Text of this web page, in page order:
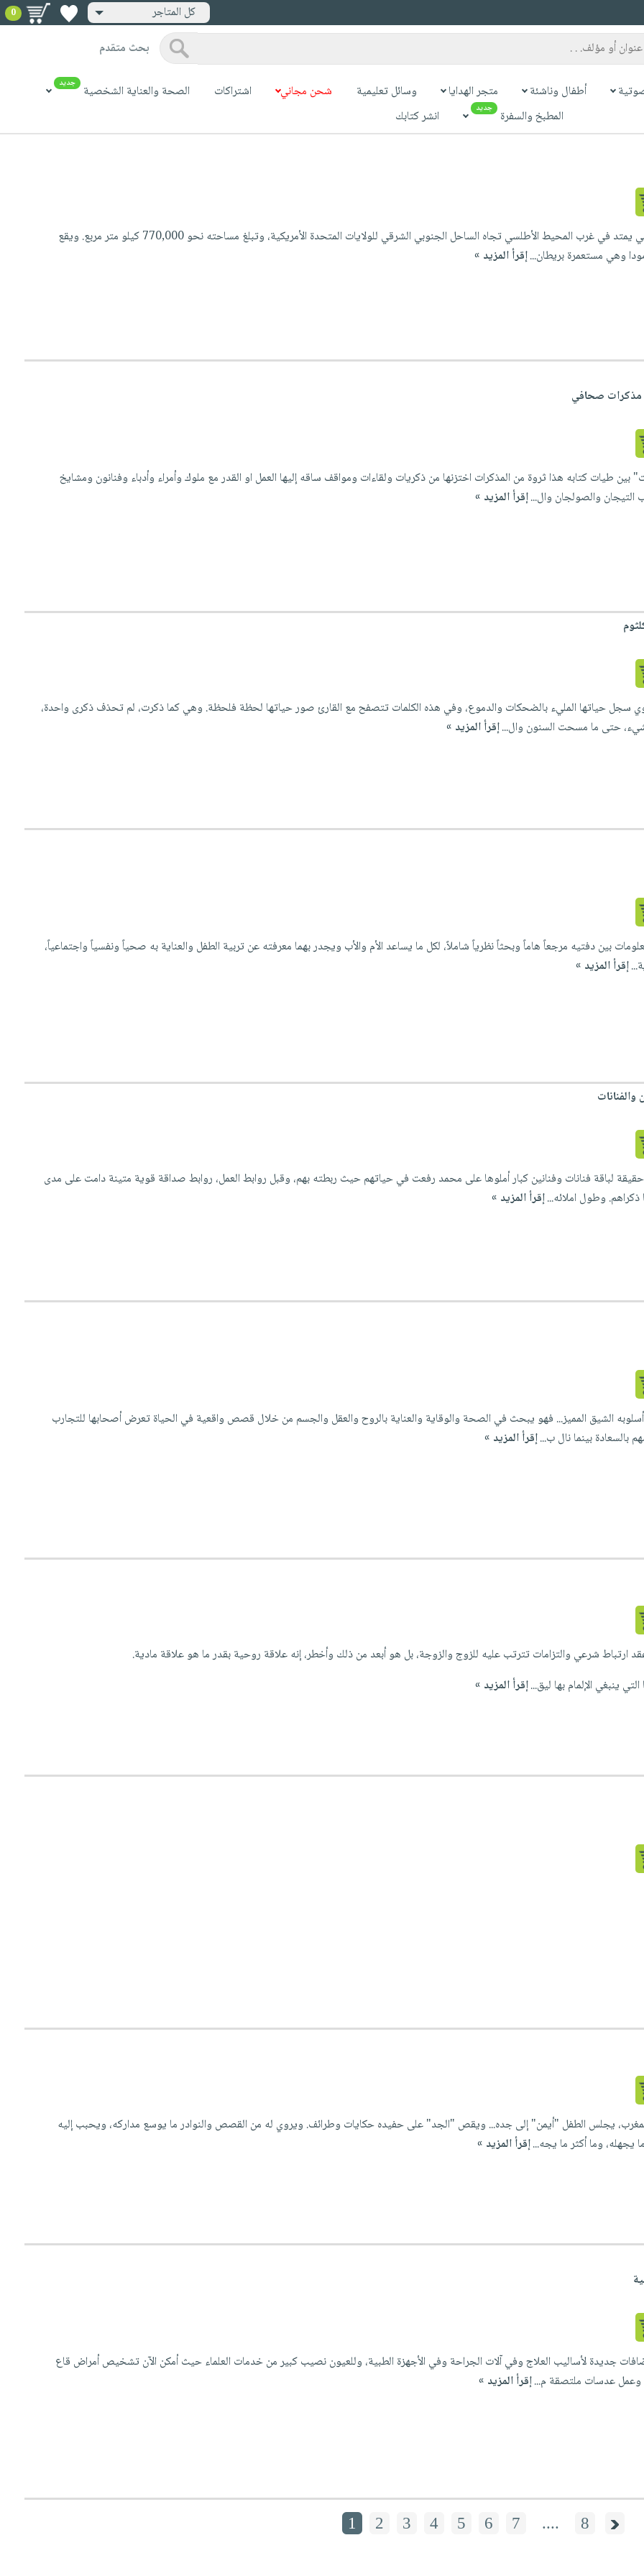
كل المتاجر 0
بحث متقدم
أطفال وناشئة متجر الهدايا وسائل تعليمية شحن مجاني اشتراكات الصحة والعناية الشخصية جديد
المطبخ والسفرة جديد
انشر كتابك
مثلث برمودا هذا مثلث وهمي يمتد في غرب المحيط الأطلسي تجاه الساحل الجنوبي الشرقي للولايات المتحدة الأمريكية، وتبلغ مساحته نحو 770,000 كيلو متر مربع. ويقع
وهي مستعمرة بريطان...إقرأ المزيد »
مذكرات صحافي
طيات كتابه هذا ثروة من المذكرات اختزنها من ذكريات ولقاءات ومواقف ساقه إليها العمل او القدر مع ملوك وأمراء وأدباء وفنانون ومشايخ
والصولجان وال...إقرأ المزيد »
سجل حياتها المليء بالضحكات والدموع، وفي هذه الكلمات تتصفح مع القارئ صور حياتها لحظة فلحظة. وهي كما ذكرت، لم تحذف ذكرى واحدة،
حتى ما مسحت السنون وال...إقرأ المزيد »
بين دفتيه مرجعاً هاماً وبحثاً نظرياً شاملاً، لكل ما يساعد الأم والأب ويجدر بهما معرفته عن تربية الطفل والعناية به صحياً ونفسياً واجتماعياً،
إقرأ المزيد »
والفنانات
لباقة فنانات وفنانين كبار أملوها على محمد رفعت في حياتهم حيث ربطته بهم، وقبل روابط العمل، روابط صداقة قوية متينة دامت على مدى
وطول املائه...إقرأ المزيد »
الشيق المميز... فهو يبحث في الصحة والوقاية والعناية بالروح والعقل والجسم من خلال قصص واقعية في الحياة تعرض أصحابها للتجارب
بالسعادة بينما نال ب...إقرأ المزيد »
ارتباط شرعي والتزامات تترتب عليه للزوج والزوجة، بل هو أبعد من ذلك وأخطر، إنه علاقة روحية بقدر ما هو علاقة مادية.
ينبغي الإلمام بها ليق...إقرأ المزيد »
يجلس الطفل "أيمن" إلى جده... ويقص "الجد" على حفيده حكايات وطرائف. ويروي له من القصص والنوادر ما يوسع مداركه، ويحبب إليه
يجهله، وما أكثر ما يجه...إقرأ المزيد »
جديدة لأساليب العلاج وفي آلات الجراحة وفي الأجهزة الطبية، وللعيون نصيب كبير من خدمات العلماء حيث أمكن الآن تشخيص أمراض قاع
وعمل عدسات ملتصقة م...إقرأ المزيد »
1 2 3 4 5 6 7 .... 8